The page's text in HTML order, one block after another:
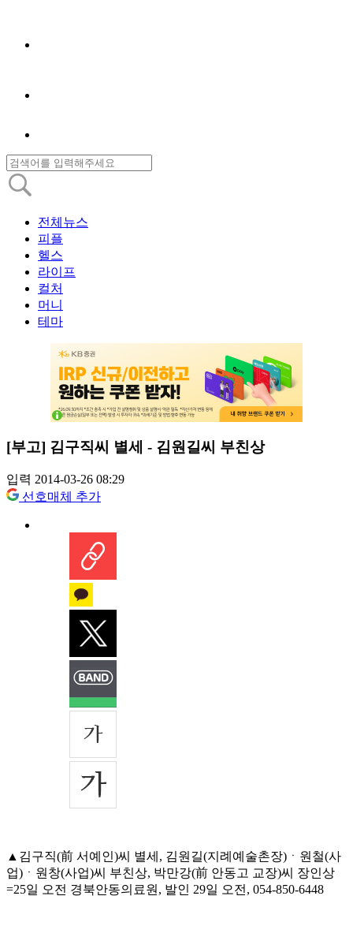
전체뉴스
피플
헬스
라이프
컬처
머니
테마
[부고] 김구직씨 별세 - 김원길씨 부친상
입력 2014-03-26 08:29
선호매체 추가
▲김구직(前 서예인)씨 별세, 김원길(지례예술촌장)ㆍ원철(사
업)ㆍ원창(사업)씨 부친상, 박만강(前 안동고 교장)씨 장인상
=25일 오전 경북안동의료원, 발인 29일 오전, 054-850-6448